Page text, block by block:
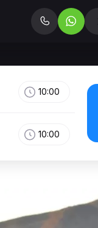
10:00
10:00